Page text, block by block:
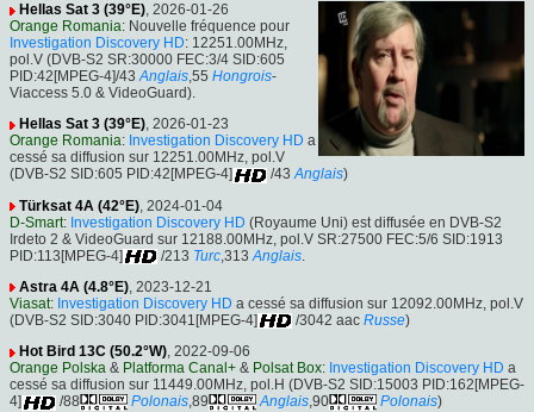
Hellas Sat 3 (39°E), 2026-01-26
Orange Romania: Nouvelle fréquence pour
Investigation Discovery HD: 12251.00MHz,
pol.V (DVB-S2 SR:30000 FEC:3/4 SID:605
PID:42[MPEG-4]/43 Anglais,55 Hongrois-
Viaccess 5.0 & VideoGuard).
Hellas Sat 3 (39°E), 2026-01-23
Orange Romania: Investigation Discovery HD a
cessé sa diffusion sur 12251.00MHz, pol.V
(DVB-S2 SID:605 PID:42[MPEG-4]
/43 Anglais)
Türksat 4A (42°E) , 2024-01-04
D-Smart: Investigation Discovery HD (Royaume Uni) est diffusée en DVB-S2
Irdeto 2 & VideoGuard sur 12188.00MHz, pol.V SR:27500 FEC:5/6 SID:1913
PID:113[MPEG-4]
/213 Turc ,313 Anglais
Astra 4A (4.8°E), 2023-12-21
Viasat: Investigation Discovery HD a cessé sa diffusion sur 12092.00MHz, pol.V
(DVB-S2 SID:3040 PID:3041[MPEG-4]
/3042 aac Russe)
Hot Bird 13C (50.2°W), 2022-09-06
Orange Polska & Platforma Canal+ & Polsat Box: Investigation Discovery HD a
cessé sa diffusion sur 11449.00MHz, pol.H (DVB-S2 SID:15003 PID:162[MPEG-
4]
/88 Polonais,89 Anglais,90 Polonais)